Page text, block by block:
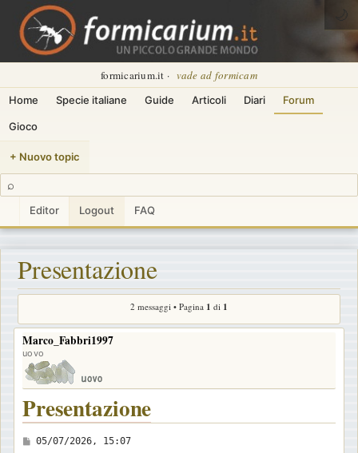
formicarium.it · vade ad formicam
Home Specie italiane Guide Articoli Diari Forum
Gioco
+ Nuovo topic
⌕
Editor Logout FAQ
🌙
Presentazione
2 messaggi • Pagina 1 di 1
Marco_Fabbri1997
uovo
Presentazione
M
05/07/2026, 15:07